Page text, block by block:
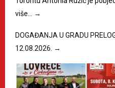
više… →
DOGAĐANJA U GRADU
12.08.2026. →